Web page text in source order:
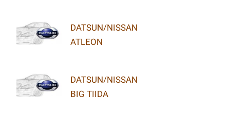
DATSUN/NISSAN
ATLEON
DATSUN/NISSAN
BIG TIIDA